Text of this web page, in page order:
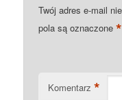
Twój adres e-mail
pola są oznaczone*
Komentarz *